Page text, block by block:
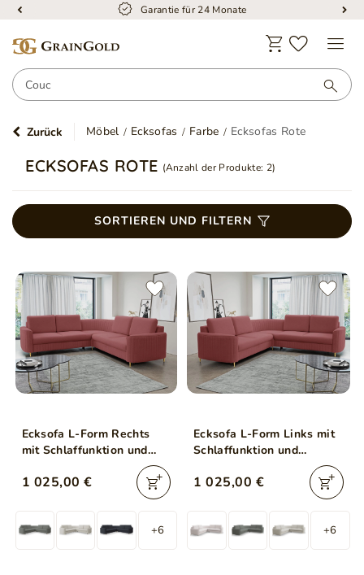
Garantie für 24 Monate
Zurück Möbel Ecksofas Farbe Ecksofas Rote
ECKSOFAS ROTE (Anzahl der Produkte: 2)
SORTIEREN UND FILTERN
Ecksofa L-Form Rechts
mit Schlaffunktion und
Bettkasten Limon Rot
1 025,00 €
+6
Ecksofa L-Form Links mit
Schlaffunktion und
Bettkasten Limon Rot
1 025,00 €
+6